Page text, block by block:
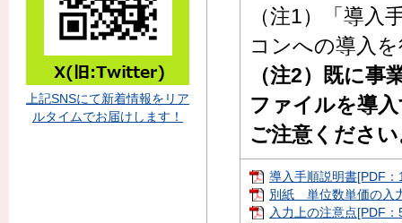
（注1）「導
コンへの導入
（注2）既に
ファイルを導
ご注意ください
導入手順説明書[PDF：
別紙 単位数単価の入
入力上の注意点[PDF：
上記SNSにて新着情報をリア
ルタイムでお届けします！